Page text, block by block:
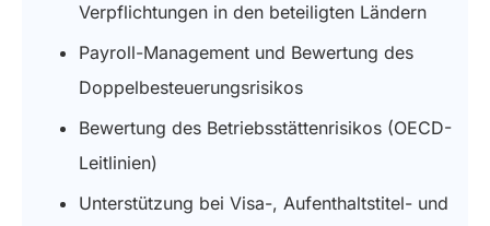
Verpflichtungen in den beteiligten Ländern
Payroll-Management und Bewertung des
Doppelbesteuerungsrisikos
Bewertung des Betriebsstättenrisikos (OECD-
Leitlinien)
Unterstützung bei Visa-, Aufenthaltstitel- und